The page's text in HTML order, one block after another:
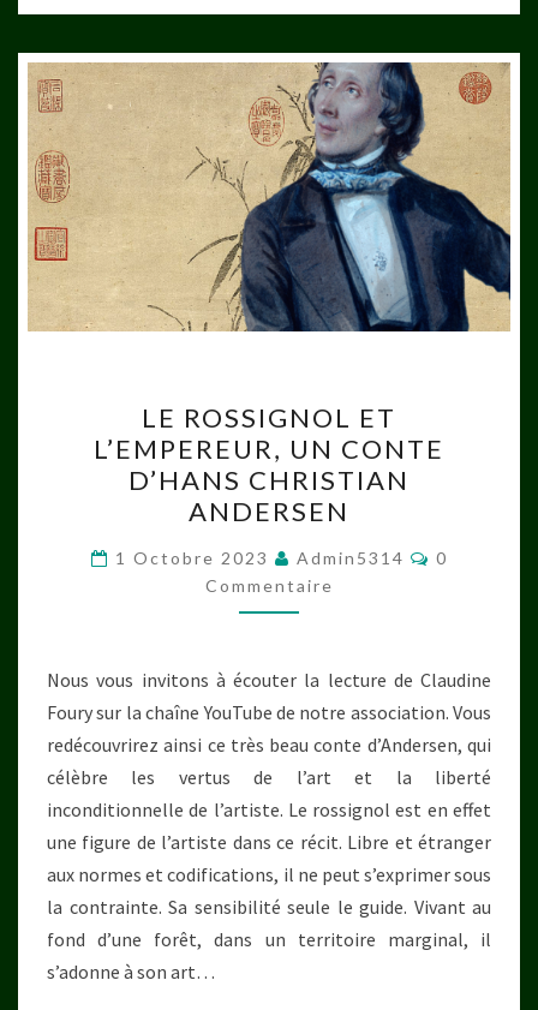
ROSSIGNOL
ET
L’EMPEREUR,
UN
CONTE
D’HANS
CHRISTIAN
LE ROSSIGNOL ET
L’EMPEREUR, UN CONTE
D’HANS CHRISTIAN
ANDERSEN
1 Octobre 2023 Admin5314
0
Commentaire
Nous vous invitons à écouter la lecture de Claudine
Foury sur la chaîne YouTube de notre association. Vous
redécouvrirez ainsi ce très beau conte d’Andersen, qui
célèbre les vertus de l’art et la liberté
inconditionnelle de l’artiste. Le rossignol est en effet
une figure de l’artiste dans ce récit. Libre et étranger
aux normes et codifications, il ne peut s’exprimer sous
la contrainte. Sa sensibilité seule le guide. Vivant au
fond d’une forêt, dans un territoire marginal, il
s’adonne à son art…